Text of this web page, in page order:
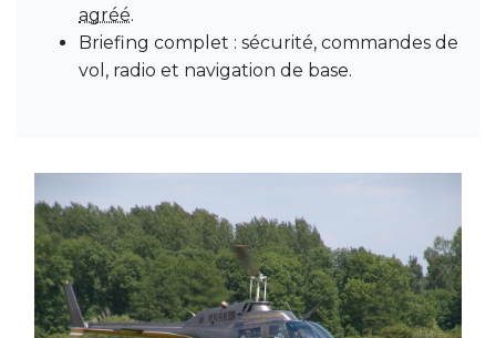
agréé.
Briefing complet : sécurité, commandes de
vol, radio et navigation de base.